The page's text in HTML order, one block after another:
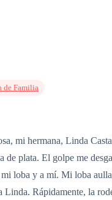
de Familia
mi hermana, Linda
plata. El golpe me
loba y a mí. Mi loba
Rápidamente, la